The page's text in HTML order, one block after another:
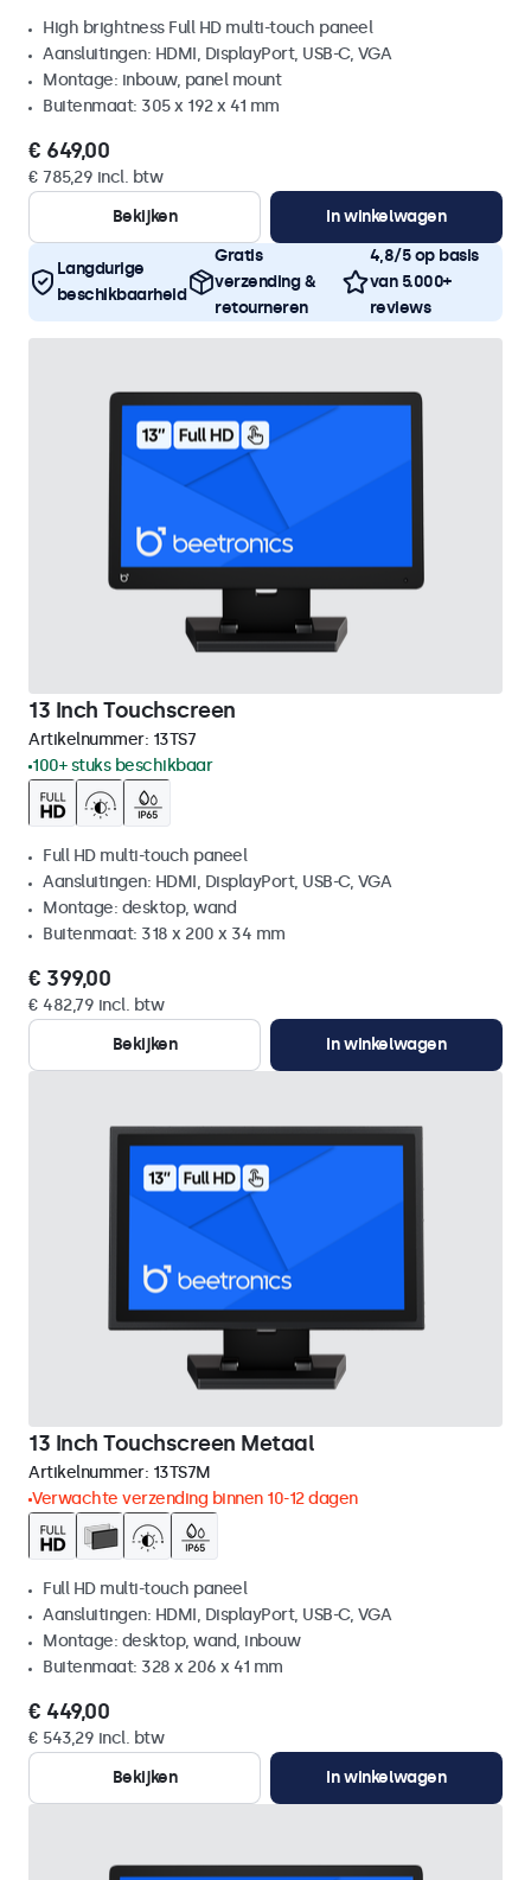
High brightness Full HD multi-touch paneel
Aansluitingen: HDMI, DisplayPort, USB-C, VGA
Montage: inbouw, panel mount
Buitenmaat: 305 x 192 x 41 mm
€ 649,00
€ 785,29 incl. btw
Bekijken
In winkelwagen
Langdurige
beschikbaarheid
Gratis
verzending &
retourneren
4,8/5 op basis
van 5.000+
reviews
13 Inch Touchscreen
Artikelnummer: 13TS7
100+ stuks beschikbaar
Full HD multi-touch paneel
Aansluitingen: HDMI, DisplayPort, USB-C, VGA
Montage: desktop, wand
Buitenmaat: 318 x 200 x 34 mm
€ 399,00
€ 482,79 incl. btw
Bekijken
In winkelwagen
13 Inch Touchscreen Metaal
Artikelnummer: 13TS7M
Verwachte verzending binnen 10-12 dagen
Full HD multi-touch paneel
Aansluitingen: HDMI, DisplayPort, USB-C, VGA
Montage: desktop, wand, inbouw
Buitenmaat: 328 x 206 x 41 mm
€ 449,00
€ 543,29 incl. btw
Bekijken
In winkelwagen